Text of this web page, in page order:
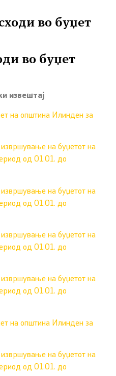
во буџет
во буџет
извештај
на општина Илинден за
извршување на буџетот на
од 01.01. до
извршување на буџетот на
од 01.01. до
извршување на буџетот на
од 01.01. до
извршување на буџетот на
од 01.01. до
на општина Илинден за
извршување на буџетот на
од 01.01. до